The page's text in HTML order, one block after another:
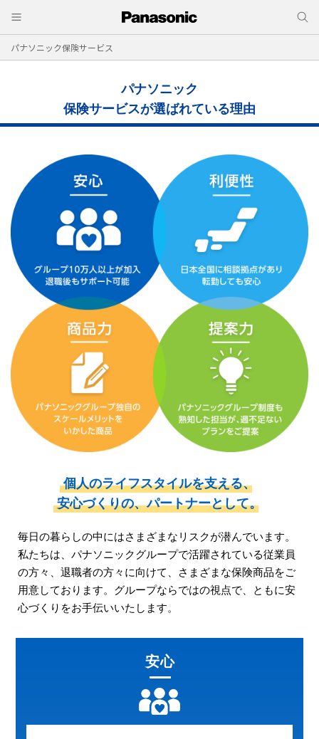
パナソニック保険サービス
パナソニック
保険サービスが選ばれている理由
個人のライフスタイルを支える、
安心づくりの、パートナーとして。
毎日の暮らしの中にはさまざまなリスクが潜んでいます。
私たちは、パナソニックグループで活躍されている従業員
の方々、 退職者の方々に向けて、さまざまな保険商品をご
用意しております。 グループならではの視点で、ともに安
心づくりをお手伝いいたします。
安心